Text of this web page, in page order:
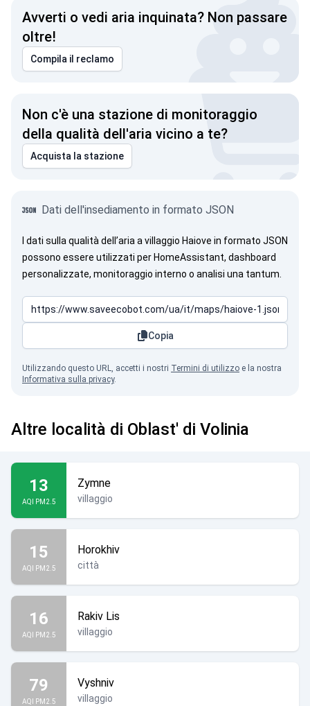
Avverti o vedi aria inquinata? Non passare
oltre!
Compila il reclamo
Non c'è una stazione di monitoraggio
della qualità dell'aria vicino a te?
Acquista la stazione
Dati dell'insediamento in formato JSON
I dati sulla qualità dell’aria a villaggio Haiove in formato JSON
possono essere utilizzati per HomeAssistant, dashboard
personalizzate, monitoraggio interno o analisi una tantum.
Copia
Utilizzando questo URL, accetti i nostri Termini di utilizzo e la nostra
Informativa sulla privacy.
Altre località di Oblast' di Volinia
13
AQI PM2.5
Zymne
villaggio
15
AQI PM2.5
Horokhiv
città
16
AQI PM2.5
Rakiv Lis
villaggio
79
AQI PM2.5
Vyshniv
villaggio